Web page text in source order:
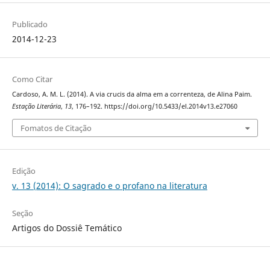
Publicado
2014-12-23
Como Citar
Cardoso, A. M. L. (2014). A via crucis da alma em a correnteza, de Alina Paim.
Estação Literária, 13, 176–192. https://doi.org/10.5433/el.2014v13.e27060
Fomatos de Citação
Edição
v. 13 (2014): O sagrado e o profano na literatura
Seção
Artigos do Dossiê Temático